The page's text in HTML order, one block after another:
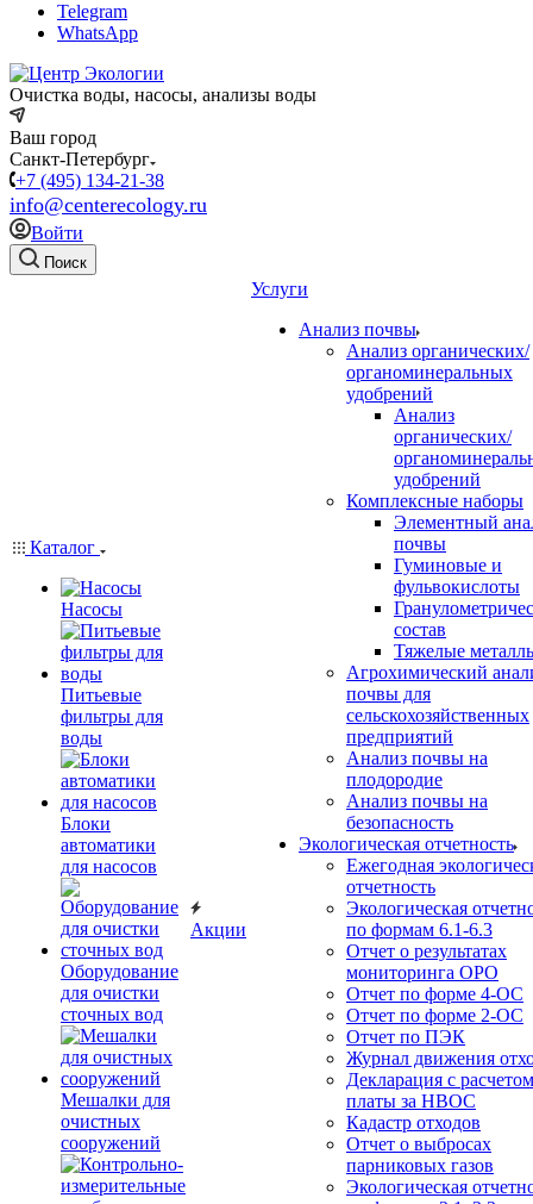
Telegram
WhatsApp
Очистка воды, насосы, анализы воды
Ваш город
Санкт-Петербург
+7 (495) 134-21-38
info@centerecology.ru
Войти
Поиск
Каталог
Насосы
Питьевые
фильтры для
воды
Блоки
автоматики
для насосов
Оборудование
для очистки
сточных вод
Мешалки для
очистных
сооружений
Акции
Услуги
Анализ почвы
Анализ органических/
органоминеральных
удобрений
Анализ
органических/
удобрений
Комплексные наборы
Элементный
почвы
Гуминовые и
фульвокислоты
состав
Тяжелые
Агрохимический
почвы для
сельскохозяйственных
предприятий
Анализ почвы на
плодородие
Анализ почвы на
безопасность
Экологическая отчетность
Ежегодная
отчетность
Экологическая
по формам 6.1-6.3
Отчет о результатах
мониторинга ОРО
Отчет по форме 4-ОС
Отчет по форме 2-ОС
Отчет по ПЭК
Журнал движения
Декларация с расчетом
платы за НВОС
Кадастр отходов
Отчет о выбросах
парниковых газов
Экологическая